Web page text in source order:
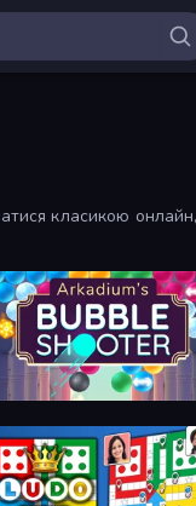
класикою
Arkadium's Bubble Shooter